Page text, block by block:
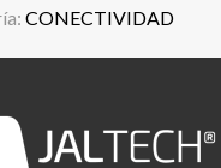
CONECTIVIDAD